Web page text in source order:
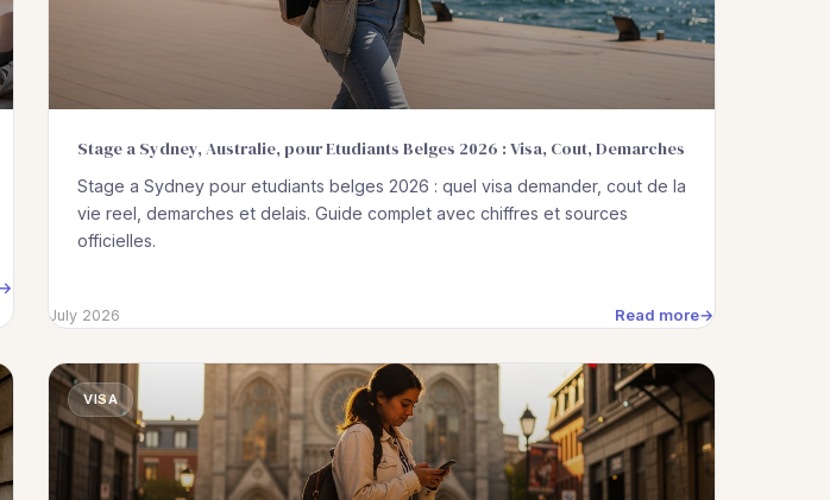
Stage a Sydney, Australie, pour Etudiants Belges 2026 : Visa, Cout, Demarches
Stage a Sydney pour etudiants belges 2026 : quel visa demander, cout de la
vie reel, demarches et delais. Guide complet avec chiffres et sources
officielles.
July 2026 Read more
VISA